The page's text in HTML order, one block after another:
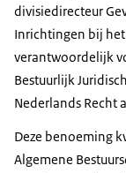
divisiedirecteur
Inrichtingen bij het
verantwoordelijk
Bestuurlijk
Nederlands Recht
Deze benoeming
Algemene